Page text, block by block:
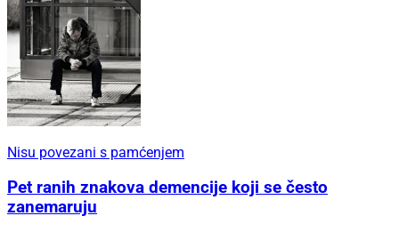
Nisu povezani s pamćenjem
Pet ranih znakova demencije koji se često
zanemaruju